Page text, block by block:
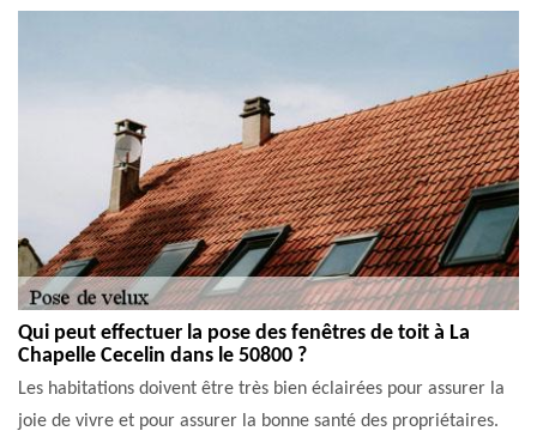
Qui peut effectuer la pose des fenêtres de toit à La
Chapelle Cecelin dans le 50800 ?
Les habitations doivent être très bien éclairées pour assurer la
joie de vivre et pour assurer la bonne santé des propriétaires.